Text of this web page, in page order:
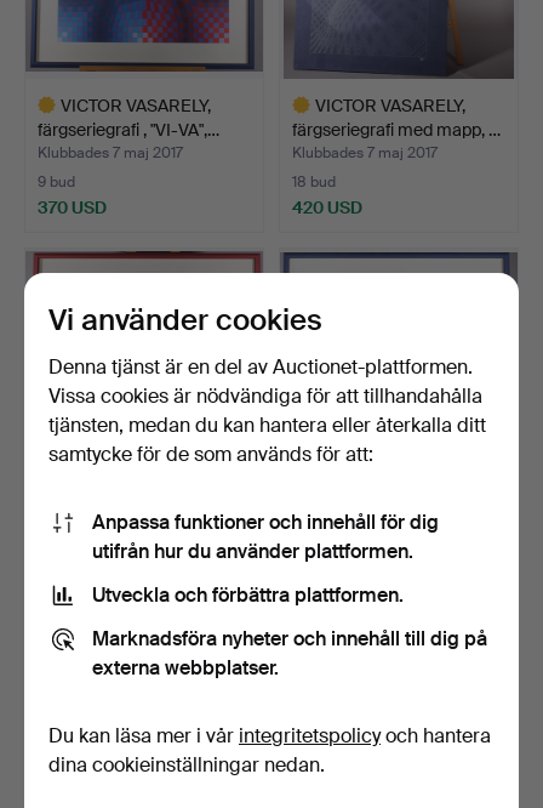
VICTOR VASARELY,
färgseriegrafi , "VI-VA",…
Klubbades 7 maj 2017
9 bud
370 USD
VICTOR VASARELY,
färgseriegrafi med mapp, …
Klubbades 7 maj 2017
18 bud
420 USD
614617. VICTOR
VASARELY, färgseriegrafi,
Klubbades 7 maj 2017
15 bud
Utvalt
VICTOR VASARELY,
färgseriegrafi "VI-VA" Ed…
Klubbades 7 maj 2017
11 bud
Utvalt
Vi använder cookies
Denna tjänst är en del av Auctionet-plattformen.
Vissa cookies är nödvändiga för att tillhandahålla
tjänsten, medan du kan hantera eller återkalla ditt
samtycke för de som används för att:
Anpassa funktioner och innehåll för dig
utifrån hur du använder plattformen.
Utveckla och förbättra plattformen.
Marknadsföra nyheter och innehåll till dig på
externa webbplatser.
Du kan läsa mer i vår integritetspolicyoch hantera
dina cookieinställningar nedan.